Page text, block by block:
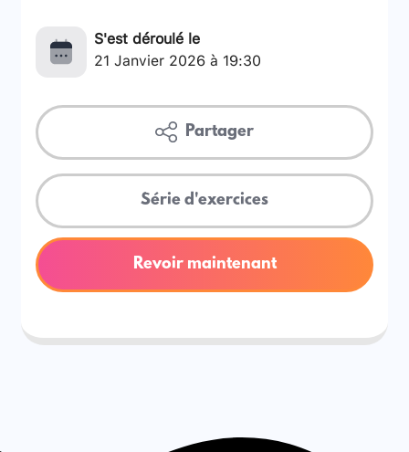
S'est déroulé le
21 Janvier 2026 à 19:30
Partager
Série d'exercices
Revoir maintenant